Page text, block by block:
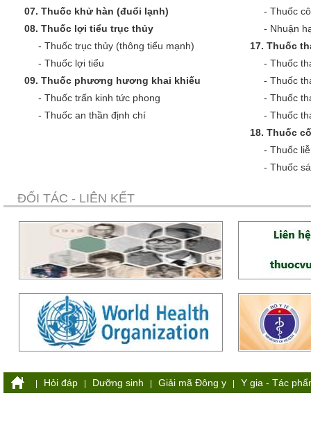
07. Thuốc khử hàn (đuổi lạnh)
08. Thuốc lợi tiểu trục thủy
- Thuốc trục thủy (thông tiểu mạnh)
- Thuốc lợi tiểu
09. Thuốc phương hương khai khiếu
- Thuốc trấn kinh tức phong
- Thuốc an thần định chí
- Thuốc
- Nhuận
17. Thuốc
- Thuốc
- Thuốc
- Thuốc
- Thuốc
18. Thuốc
- Thuốc
- Thuốc
ĐỐI TÁC - LIÊN KẾT
Hỏi đáp Dưỡng sinh Giải mã Đông y Y gia - Tác